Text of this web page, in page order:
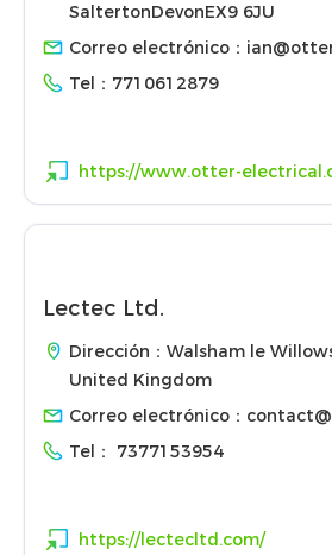
SaltertonDevonEX9 6JU
Correo electrónico：
Tel： 7710612879
https://www.otter-
Lectec Ltd.
Dirección：Walsham le
United Kingdom
Correo electrónico：
Tel：
7377153954
https://lectecltd.com/